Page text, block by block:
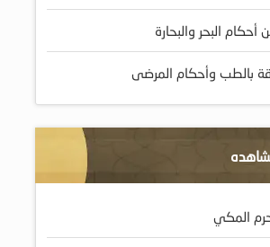
أحكام البحر والبحارة
بالطب وأحكام المرضى
المكي